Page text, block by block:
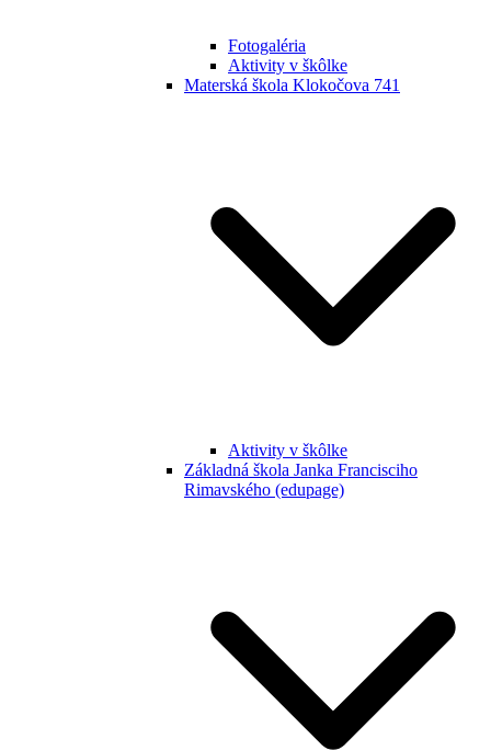
Fotogaléria
Aktivity v škôlke
Materská škola Klokočova 741
Aktivity v škôlke
Základná škola Janka Francisciho
Rimavského (edupage)